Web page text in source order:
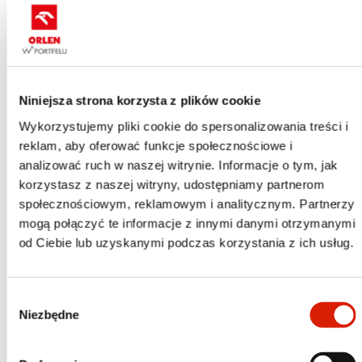
Niniejsza strona korzysta z plików cookie
Wykorzystujemy pliki cookie do spersonalizowania treści i
reklam, aby oferować funkcje społecznościowe i
analizować ruch w naszej witrynie. Informacje o tym, jak
korzystasz z naszej witryny, udostępniamy partnerom
społecznościowym, reklamowym i analitycznym. Partnerzy
mogą połączyć te informacje z innymi danymi otrzymanymi
od Ciebie lub uzyskanymi podczas korzystania z ich usług.
zgody
Niezbędne
Po co nam indeksy giełdowe
OTWÓRZ
ESG - nowy trend w inwestycyjnym świecie
Ryzyka w inwestowaniu